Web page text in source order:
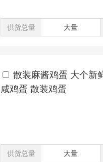
供货总量 大量
散装麻酱鸡蛋 大个新
咸鸡蛋 散装鸡蛋
供货总量 大量